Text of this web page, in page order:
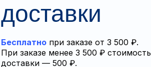
доставки
Бесплатно при заказе от 3 500 ₽.
При заказе менее 3 500 ₽ стоимость
доставки — 500 ₽.